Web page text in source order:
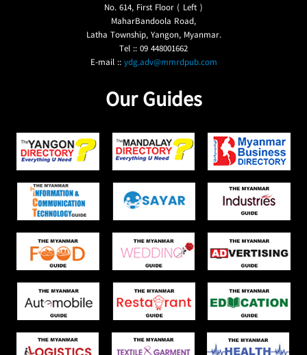
No. 614, First Floor ( Left )
MaharBandoola Road,
Latha Township, Yangon, Myanmar.
Tel :: 09 448001662
E-mail ::ydg.adv@mmrdpub.com
Our Guides